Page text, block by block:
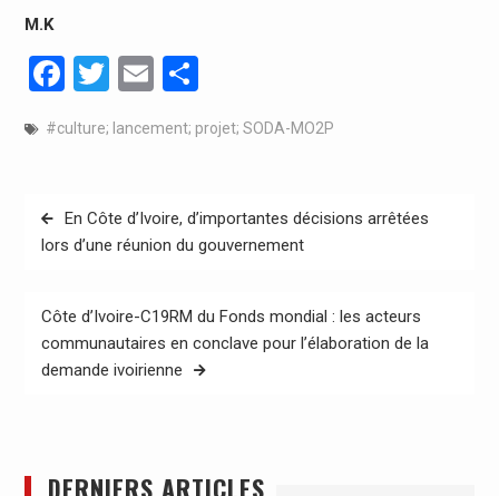
M.K
Facebook
Twitter
EmailPartager
#culture; lancement; projet; SODA-MO2P
Navigation
de
En Côte d’Ivoire, d’importantes décisions arrêtées
lors d’une réunion du gouvernement
Côte d’Ivoire-C19RM du Fonds mondial : les acteurs
communautaires en conclave pour l’élaboration de la
demande ivoirienne
DERNIERS ARTICLES